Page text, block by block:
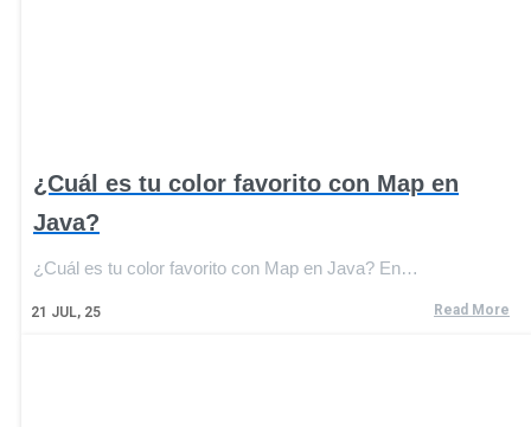
¿Cuál es tu color favorito con Map en
Java?
21 JUL, 25
¿Cuál es tu color favorito con Map en Java? En…
Read More